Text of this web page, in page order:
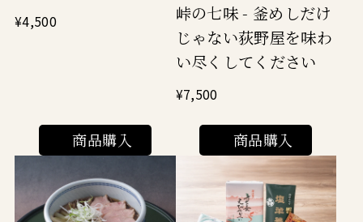
¥4,500
商品購入
峠の七味 - 釜めしだけ
じゃない荻野屋を味わ
い尽くしてください
¥7,500
商品購入